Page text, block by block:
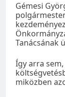
Gémesi
Tanácsának
Így arra
miközben